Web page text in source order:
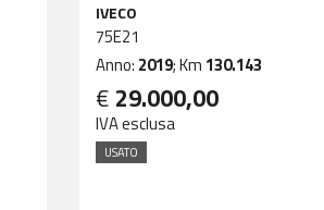
IVECO
75E21
Anno: 2019; Km 130.143
€ 29.000,00
IVA esclusa
USATO